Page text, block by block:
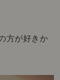
方が好きか